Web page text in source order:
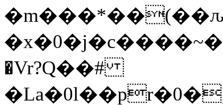
�m���*��(��ԉ
�Vr?Q��#